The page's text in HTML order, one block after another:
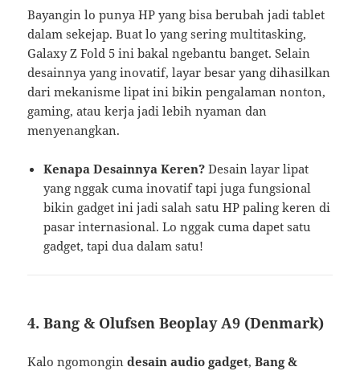
Bayangin lo punya HP yang bisa berubah jadi tablet
dalam sekejap. Buat lo yang sering multitasking,
Galaxy Z Fold 5 ini bakal ngebantu banget. Selain
desainnya yang inovatif, layar besar yang dihasilkan
dari mekanisme lipat ini bikin pengalaman nonton,
gaming, atau kerja jadi lebih nyaman dan
menyenangkan.
Kenapa Desainnya Keren? Desain layar lipat
yang nggak cuma inovatif tapi juga fungsional
bikin gadget ini jadi salah satu HP paling keren di
pasar internasional. Lo nggak cuma dapet satu
gadget, tapi dua dalam satu!
4. Bang & Olufsen Beoplay A9 (Denmark)
Kalo ngomongindesain audio gadget,Bang &